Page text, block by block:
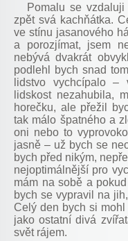
Pomalu se
zpět svá kachňátka.
ve stínu jasanového
a porozjímat, jsem
nebývá dvakrát
podlehl bych snad
lidstvo vychcípalo
lidskost nezahubila,
horečku, ale přežil
tak málo špatného a
oni nebo to
jasně – už bych se
bych před nikým,
nejoptimálnější pro
mám na sobě a
bych se vypravil na
Celý den bych si
jako ostatní divá
svět rájem.